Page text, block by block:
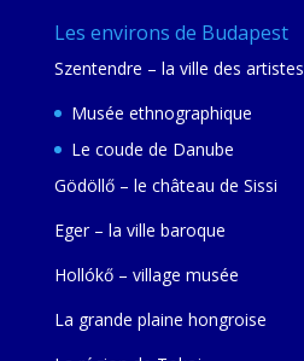
Les environs de Budapest
Szentendre – la ville des artistes
Musée ethnographique
Le coude de Danube
Gödöllő – le château de Sissi
Eger – la ville baroque
Hollókő – village musée
La grande plaine hongroise